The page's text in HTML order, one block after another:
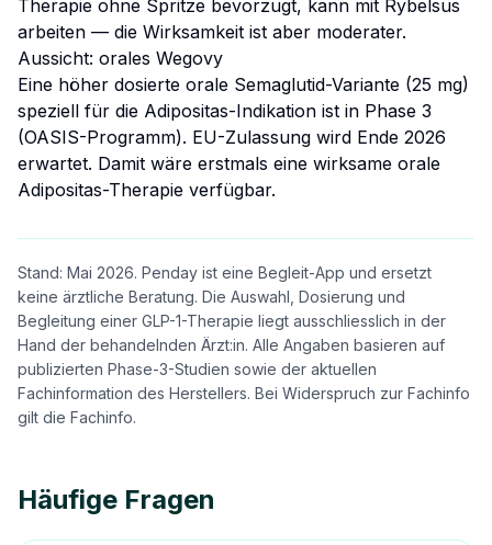
Therapie ohne Spritze bevorzugt, kann mit Rybelsus
arbeiten — die Wirksamkeit ist aber moderater.
Aussicht: orales Wegovy
Eine höher dosierte orale Semaglutid-Variante (25 mg)
speziell für die Adipositas-Indikation ist in Phase 3
(OASIS-Programm). EU-Zulassung wird Ende 2026
erwartet. Damit wäre erstmals eine wirksame orale
Adipositas-Therapie verfügbar.
Stand: Mai 2026. Penday ist eine Begleit-App und ersetzt
keine ärztliche Beratung. Die Auswahl, Dosierung und
Begleitung einer GLP-1-Therapie liegt ausschliesslich in der
Hand der behandelnden Ärzt:in. Alle Angaben basieren auf
publizierten Phase-3-Studien sowie der aktuellen
Fachinformation des Herstellers. Bei Widerspruch zur Fachinfo
gilt die Fachinfo.
Häufige Fragen